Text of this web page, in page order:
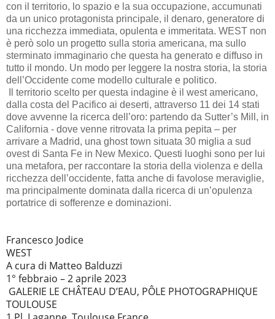
con il territorio, lo spazio e la sua occupazione, accumunati
da un unico protagonista principale, il denaro, generatore di
una ricchezza immediata, opulenta e immeritata. WEST non
è però solo un progetto sulla storia americana, ma sullo
sterminato immaginario che questa ha generato e diffuso in
tutto il mondo. Un modo per leggere la nostra storia, la storia
dell’Occidente come modello culturale e politico.
Il territorio scelto per questa indagine è il west americano,
dalla costa del Pacifico ai deserti, attraverso 11 dei 14 stati
dove avvenne la ricerca dell’oro: partendo da Sutter’s Mill, in
California - dove venne ritrovata la prima pepita – per
arrivare a Madrid, una ghost town situata 30 miglia a sud
ovest di Santa Fe in New Mexico. Questi luoghi sono per lui
una metafora, per raccontare la storia della violenza e della
ricchezza dell’occidente, fatta anche di favolose meraviglie,
ma principalmente dominata dalla ricerca di un’opulenza
portatrice di sofferenze e dominazioni.
Francesco Jodice
WEST
A cura di Matteo Balduzzi
1° febbraio – 2 aprile 2023
GALERIE LE CHÂTEAU D’EAU, PÔLE PHOTOGRAPHIQUE
TOULOUSE